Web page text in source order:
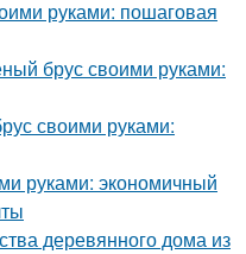
руками: пошаговая
брус своими руками:
своими руками:
руками: экономичный
деревянного дома из